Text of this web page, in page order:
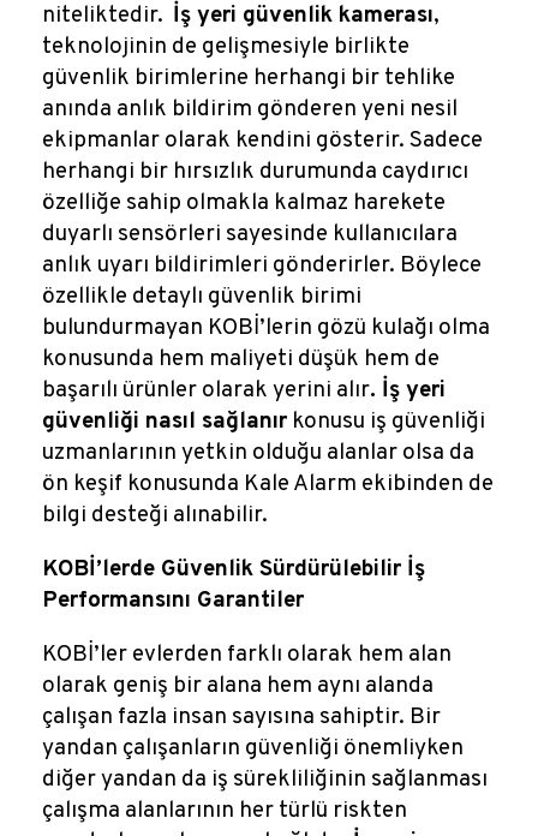
niteliktedir. İş yeri güvenlik kamerası,
teknolojinin de gelişmesiyle birlikte
güvenlik birimlerine herhangi bir tehlike
anında anlık bildirim gönderen yeni nesil
ekipmanlar olarak kendini gösterir. Sadece
herhangi bir hırsızlık durumunda caydırıcı
özelliğe sahip olmakla kalmaz harekete
duyarlı sensörleri sayesinde kullanıcılara
anlık uyarı bildirimleri gönderirler. Böylece
özellikle detaylı güvenlik birimi
bulundurmayan KOBİ’lerin gözü kulağı olma
konusunda hem maliyeti düşük hem de
başarılı ürünler olarak yerini alır. İş yeri
güvenliği nasıl sağlanır konusu iş güvenliği
uzmanlarının yetkin olduğu alanlar olsa da
ön keşif konusunda Kale Alarm ekibinden de
bilgi desteği alınabilir.
KOBİ’lerde Güvenlik Sürdürülebilir İş
Performansını Garantiler
KOBİ’ler evlerden farklı olarak hem alan
olarak geniş bir alana hem aynı alanda
çalışan fazla insan sayısına sahiptir. Bir
yandan çalışanların güvenliği önemliyken
diğer yandan da iş sürekliliğinin sağlanması
çalışma alanlarının her türlü riskten